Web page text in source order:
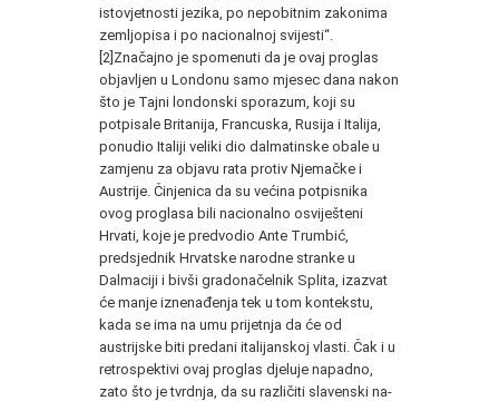
istovjetnosti jezika, po nepobitnim zakonima
zemljopisa i po nacionalnoj svijesti“.
[2]Značajno je spomenuti da je ovaj proglas
objavljen u Londonu samo mjesec dana nakon
što je Tajni londonski sporazum, koji su
potpisale Britanija, Francuska, Rusija i Italija,
ponudio Italiji ve­liki dio dalmatinske obale u
zamjenu za objavu rata protiv Nje­mačke i
Austrije. Činjenica da su većina potpisnika
ovog progla­sa bili nacionalno osviješteni
Hrvati, koje je predvodio Ante Trumbić,
predsjednik Hrvatske narodne stranke u
Dalmaciji i bivši gradonačelnik Splita, izazvat
će manje iznenađenja tek u tom kontekstu,
kada se ima na umu prijetnja da će od
austrijske biti predani italijanskoj vlasti. Čak i u
retrospektivi ovaj proglas djeluje napadno,
zato što je tvrdnja, da su različiti slavenski na­